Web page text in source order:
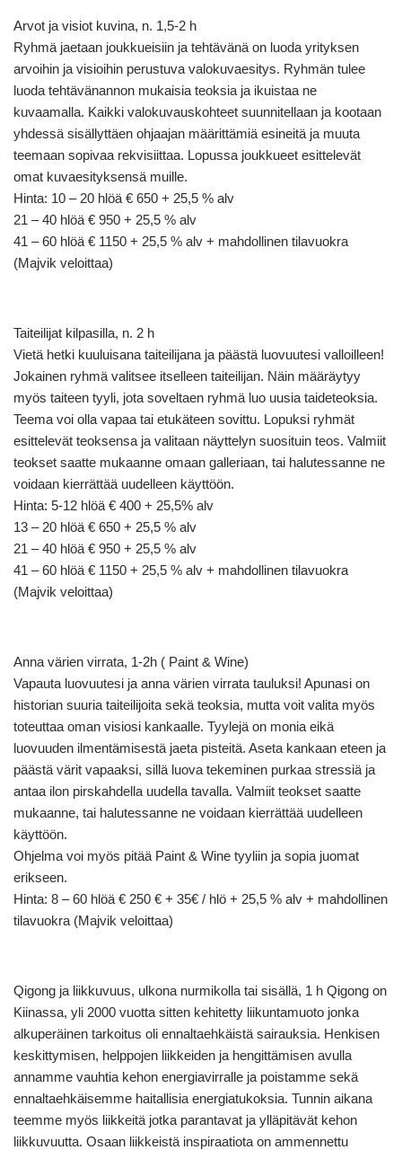
Arvot ja visiot kuvina, n. 1,5-2 h
Ryhmä jaetaan joukkueisiin ja tehtävänä on luoda yrityksen
arvoihin ja visioihin perustuva valokuvaesitys. Ryhmän tulee
luoda tehtävänannon mukaisia teoksia ja ikuistaa ne
kuvaamalla. Kaikki valokuvauskohteet suunnitellaan ja kootaan
yhdessä sisällyttäen ohjaajan määrittämiä esineitä ja muuta
teemaan sopivaa rekvisiittaa. Lopussa joukkueet esittelevät
omat kuvaesityksensä muille.
Hinta: 10 – 20 hlöä € 650 + 25,5 % alv
21 – 40 hlöä € 950 + 25,5 % alv
41 – 60 hlöä € 1150 + 25,5 % alv + mahdollinen tilavuokra
(Majvik veloittaa)
Taiteilijat kilpasilla, n. 2 h
Vietä hetki kuuluisana taiteilijana ja päästä luovuutesi valloilleen!
Jokainen ryhmä valitsee itselleen taiteilijan. Näin määräytyy
myös taiteen tyyli, jota soveltaen ryhmä luo uusia taideteoksia.
Teema voi olla vapaa tai etukäteen sovittu. Lopuksi ryhmät
esittelevät teoksensa ja valitaan näyttelyn suosituin teos. Valmiit
teokset saatte mukaanne omaan galleriaan, tai halutessanne ne
voidaan kierrättää uudelleen käyttöön.
Hinta: 5-12 hlöä € 400 + 25,5% alv
13 – 20 hlöä € 650 + 25,5 % alv
21 – 40 hlöä € 950 + 25,5 % alv
41 – 60 hlöä € 1150 + 25,5 % alv + mahdollinen tilavuokra
(Majvik veloittaa)
Anna värien virrata, 1-2h ( Paint & Wine)
Vapauta luovuutesi ja anna värien virrata tauluksi! Apunasi on
historian suuria taiteilijoita sekä teoksia, mutta voit valita myös
toteuttaa oman visiosi kankaalle. Tyylejä on monia eikä
luovuuden ilmentämisestä jaeta pisteitä. Aseta kankaan eteen ja
päästä värit vapaaksi, sillä luova tekeminen purkaa stressiä ja
antaa ilon pirskahdella uudella tavalla. Valmiit teokset saatte
mukaanne, tai halutessanne ne voidaan kierrättää uudelleen
käyttöön.
Ohjelma voi myös pitää Paint & Wine tyyliin ja sopia juomat
erikseen.
Hinta: 8 – 60 hlöä € 250 € + 35€ / hlö + 25,5 % alv + mahdollinen
tilavuokra (Majvik veloittaa)
Qigong ja liikkuvuus, ulkona nurmikolla tai sisällä, 1 h Qigong on
Kiinassa, yli 2000 vuotta sitten kehitetty liikuntamuoto jonka
alkuperäinen tarkoitus oli ennaltaehkäistä sairauksia. Henkisen
keskittymisen, helppojen liikkeiden ja hengittämisen avulla
annamme vauhtia kehon energiavirralle ja poistamme sekä
ennaltaehkäisemme haitallisia energiatukoksia. Tunnin aikana
teemme myös liikkeitä jotka parantavat ja ylläpitävät kehon
liikkuvuutta. Osaan liikkeistä inspiraatiota on ammennettu